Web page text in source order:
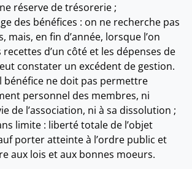
réserve de trésorerie ;
des bénéfices : on ne recherche pas
mais, en fin d’année, lorsque l’on
d’un côté et les dépenses de
constater un excédent de gestion.
bénéfice ne doit pas permettre
personnel des membres, ni
de l’association, ni à sa dissolution ;
limite : liberté totale de l’objet
porter atteinte à l’ordre public et
aux lois et aux bonnes moeurs.